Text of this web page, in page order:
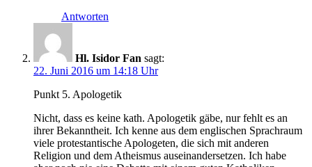
Antworten
Hl. Isidor Fan sagt:
22. Juni 2016 um 14:18 Uhr
Punkt 5. Apologetik
Nicht, dass es keine kath. Apologetik gäbe, nur fehlt es an
ihrer Bekanntheit. Ich kenne aus dem englischen Sprachraum
viele protestantische Apologeten, die sich mit anderen
Religion und dem Atheismus auseinandersetzen. Ich habe